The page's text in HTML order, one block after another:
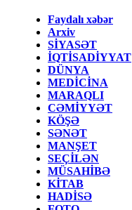
Faydalı xəbər
Arxiv
SİYASƏT
İQTİSADİYYAT
DÜNYA
MEDİCİNA
MARAQLI
CƏMİYYƏT
KÖŞƏ
SƏNƏT
MANŞET
SEÇİLƏN
MÜSAHİBƏ
KİTAB
HADİSƏ